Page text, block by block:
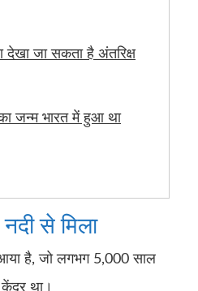
देखा जा सकता है अंतरिक्ष
जन्म भारत में हुआ था
से मिला
है, जो लगभग 5,000 साल
था।